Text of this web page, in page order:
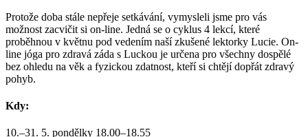
Protože doba stále nepřeje setkávání, vymysleli jsme pro vás
možnost zacvičit si on-line. Jedná se o cyklus 4 lekcí, které
proběhnou v květnu pod vedením naší zkušené lektorky Lucie. On-
line jóga pro zdravá záda s Luckou je určena pro všechny dospělé
bez ohledu na věk a fyzickou zdatnost, kteří si chtějí dopřát zdravý
pohyb.
Kdy:
10.–31. 5. pondělky 18.00–18.55